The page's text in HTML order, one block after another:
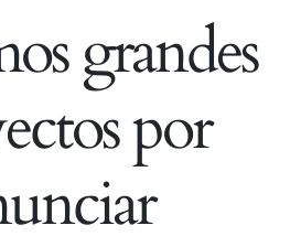
grandes
por